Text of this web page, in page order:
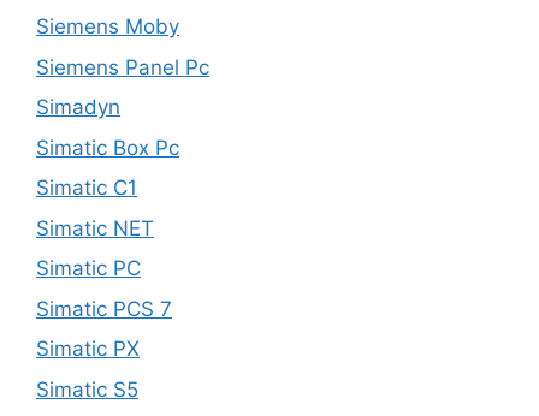
Siemens Moby
Siemens Panel Pc
Simadyn
Simatic Box Pc
Simatic C1
Simatic NET
Simatic PC
Simatic PCS 7
Simatic PX
Simatic S5